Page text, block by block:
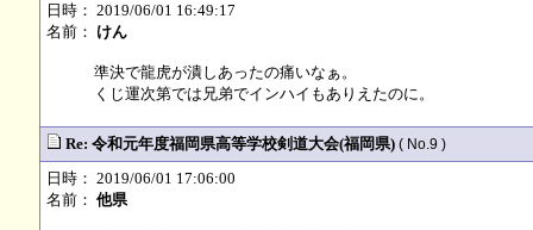
日時： 2019/06/01 16:49:17
名前： けん
準決で龍虎が潰しあったの痛いなぁ。
くじ運次第では兄弟でインハイもありえたのに。
Re: 令和元年度福岡県高等学校剣道大会(福岡県) ( No.9 )
日時： 2019/06/01 17:06:00
名前： 他県